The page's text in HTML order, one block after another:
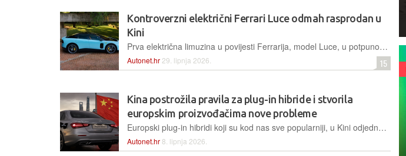
Kontroverzni električni Ferrari Luce odmah rasprodan u
Kini
Prva električna limuzina u povijesti Ferrarija, model Luce, u potpunosti je rasprodana na kineskom tržištu odmah nakon lansiranja, unatoč snažnim kritikama javnosti i smjenama u vrhu tvrtke
Autonet.hr 29. lipnja 2026. 15
Kina postrožila pravila za plug-in hibride i stvorila
europskim proizvođačima nove probleme
Europski plug-in hibridi koji su kod nas sve popularniji, u Kini odjednom djeluju kao tehnologija prošle generacije, a sve zbog novih pravila
Autonet.hr8. lipnja 2026.